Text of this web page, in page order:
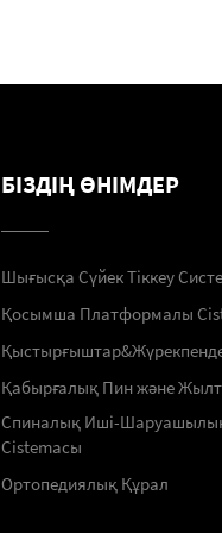
БІЗДІҢ ӨНІМДЕР
Шығысқа Сүйек Тіккеу
Қосымша Платформалы
Қабырғалық Пин және
Спиналық Иші-
Сistemасы
Ортопедиялық Құрал